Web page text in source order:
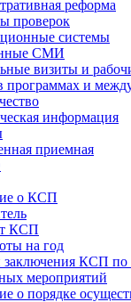
реформа
проверок
системы
СМИ
визиты и
программах и
информация
приемная
о КСП
КСП
на год
заключения КСП по
мероприятий
о порядке